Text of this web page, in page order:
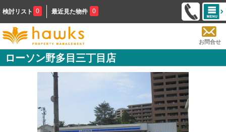
検討リスト 0 最近見た物件 0
お問合せ
ローソン野多目三丁目店